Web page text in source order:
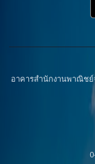
อาคารสำนักงานพาณิชย์